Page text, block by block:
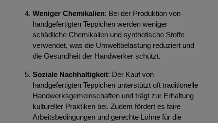
Weniger Chemikalien: Bei der Produktion von
handgefertigten Teppichen werden weniger
schädliche Chemikalien und synthetische Stoffe
verwendet, was die Umweltbelastung reduziert und
die Gesundheit der Handwerker schützt.
Soziale Nachhaltigkeit: Der Kauf von
handgefertigten Teppichen unterstützt oft traditionelle
Handwerksgemeinschaften und trägt zur Erhaltung
kultureller Praktiken bei. Zudem fördert es faire
Arbeitsbedingungen und gerechte Löhne für die